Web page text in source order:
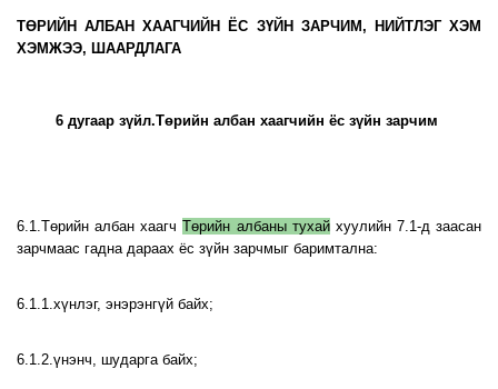
ТӨРИЙН АЛБАН ХААГЧИЙН ЁС ЗҮЙН ЗАРЧИМ, НИЙТЛЭГ ХЭМ
ХЭМЖЭЭ, ШААРДЛАГА
6 дугаар зүйл.Төрийн албан хаагчийн ёс зүйн зарчим
6.1.Төрийн албан хаагчТөрийн албаны тухайхуулийн 7.1-д заасан
зарчмаас гадна дараах ёс зүйн зарчмыг баримтална:
6.1.1.хүнлэг, энэрэнгүй байх;
6.1.2.үнэнч, шударга байх;